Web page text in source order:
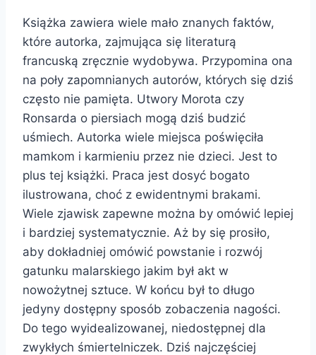
Książka zawiera wiele mało znanych faktów,
które autorka, zajmująca się literaturą
francuską zręcznie wydobywa. Przypomina ona
na poły zapomnianych autorów, których się dziś
często nie pamięta. Utwory Morota czy
Ronsarda o piersiach mogą dziś budzić
uśmiech. Autorka wiele miejsca poświęciła
mamkom i karmieniu przez nie dzieci. Jest to
plus tej książki. Praca jest dosyć bogato
ilustrowana, choć z ewidentnymi brakami.
Wiele zjawisk zapewne można by omówić lepiej
i bardziej systematycznie. Aż by się prosiło,
aby dokładniej omówić powstanie i rozwój
gatunku malarskiego jakim był akt w
nowożytnej sztuce. W końcu był to długo
jedyny dostępny sposób zobaczenia nagości.
Do tego wyidealizowanej, niedostępnej dla
zwykłych śmiertelniczek. Dziś najczęściej